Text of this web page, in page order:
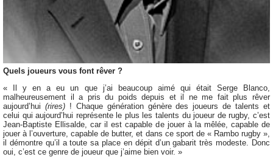
Quels joueurs vous font rêver ?
« Il y en a eu un que j’ai beaucoup aimé qui était Serge Blanco,
malheureusement il a pris du poids depuis et il ne me fait plus rêver
aujourd’hui (rires)! Chaque génération génère des joueurs de talents et
celui qui aujourd’hui représente le plus les talents du joueur de rugby, c’est
Jean-Baptiste Ellisalde, car il est capable de jouer à la mêlée, capable de
jouer à l’ouverture, capable de butter, et dans ce sport de « Rambo rugby »,
il démontre qu’il a toute sa place en dépit d’un gabarit très modeste. Donc
oui, c’est ce genre de joueur que j’aime bien voir. »